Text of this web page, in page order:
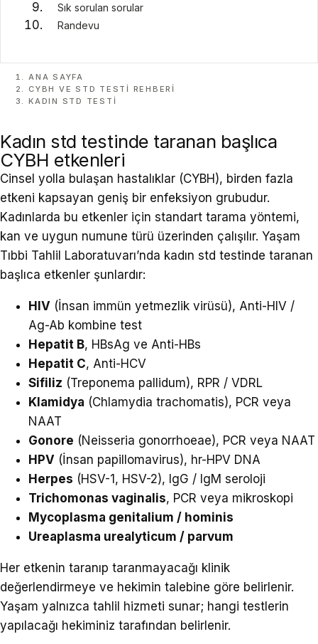
Sık sorulan sorular
Randevu
ANA SAYFA
CYBH VE STD TESTI REHBERI
KADIN STD TESTI
Kadın std testinde taranan başlıca
CYBH etkenleri
Cinsel yolla bulaşan hastalıklar (CYBH), birden fazla
etkeni kapsayan geniş bir enfeksiyon grubudur.
Kadınlarda bu etkenler için standart tarama yöntemi,
kan ve uygun numune türü üzerinden çalışılır. Yaşam
Tıbbi Tahlil Laboratuvarı’nda kadın std testinde taranan
başlıca etkenler şunlardır:
HIV (İnsan immün yetmezlik virüsü), Anti-HIV /
Ag-Ab kombine test
Hepatit B, HBsAg ve Anti-HBs
Hepatit C, Anti-HCV
Sifiliz (Treponema pallidum), RPR / VDRL
Klamidya (Chlamydia trachomatis), PCR veya
NAAT
Gonore (Neisseria gonorrhoeae), PCR veya NAAT
HPV (İnsan papillomavirus), hr-HPV DNA
Herpes (HSV-1, HSV-2), IgG / IgM seroloji
Trichomonas vaginalis, PCR veya mikroskopi
Mycoplasma genitalium / hominis
Ureaplasma urealyticum / parvum
Her etkenin taranıp taranmayacağı klinik
değerlendirmeye ve hekimin talebine göre belirlenir.
Yaşam yalnızca tahlil hizmeti sunar; hangi testlerin
yapılacağı hekiminiz tarafından belirlenir.